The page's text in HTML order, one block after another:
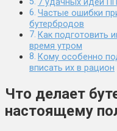
7 удачных идей
Частые ошибки
бутербродов
Как подготовить
время утром
Кому особенно
вписать их в рацион
Что делает
настоящему